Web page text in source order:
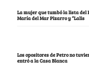
La mujer que tumbó la lista del
María del Mar Pizarro y “Lalis
Los opositores de Petro no
entró a la Casa Blanca